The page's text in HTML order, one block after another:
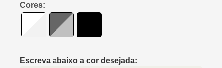
Cores:
Escreva abaixo a cor desejada: